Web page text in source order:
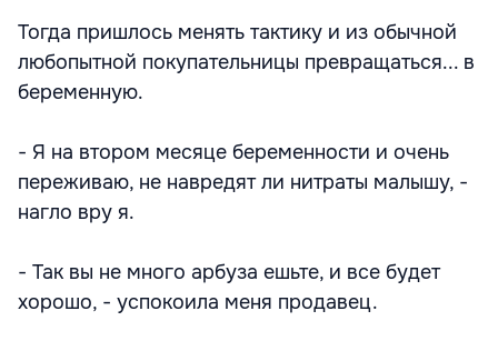
Тогда пришлось менять тактику и из обычной
любопытной покупательницы превращаться... в
беременную.
- Я на втором месяце беременности и очень
переживаю, не навредят ли нитраты малышу, -
нагло вру я.
- Так вы не много арбуза ешьте, и все будет
хорошо, - успокоила меня продавец.